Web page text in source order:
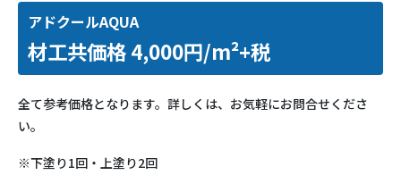
アドクールAQUA
材工共価格 4,000円/m²+税
全て参考価格となります。詳しくは、お気軽にお問合せくださ
い。
※下塗り1回・上塗り2回